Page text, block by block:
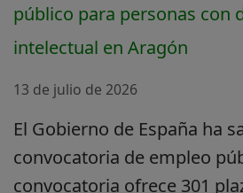
público para personas con
intelectual en Aragón
13 de julio de 2026
El Gobierno de España ha
convocatoria de empleo
convocatoria ofrece 301